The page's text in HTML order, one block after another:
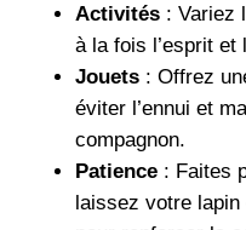
Activités: Variez
à la fois l’esprit
Jouets: Offrez
éviter l’ennui et
compagnon.
Patience: Faites
laissez votre